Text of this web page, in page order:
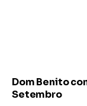
Dom Benito
Setembro